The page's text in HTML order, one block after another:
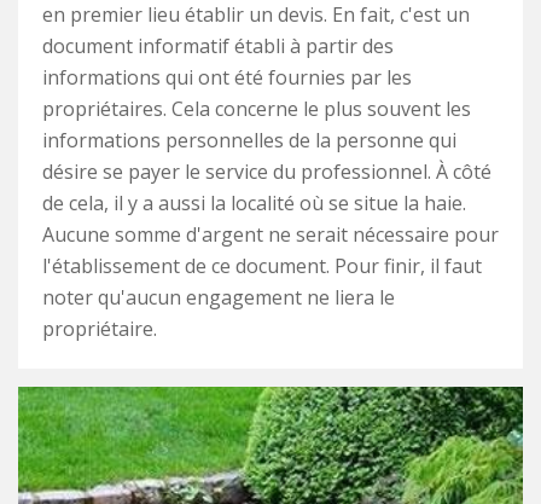
en premier lieu établir un devis. En fait, c'est un
document informatif établi à partir des
informations qui ont été fournies par les
propriétaires. Cela concerne le plus souvent les
informations personnelles de la personne qui
désire se payer le service du professionnel. À côté
de cela, il y a aussi la localité où se situe la haie.
Aucune somme d'argent ne serait nécessaire pour
l'établissement de ce document. Pour finir, il faut
noter qu'aucun engagement ne liera le
propriétaire.